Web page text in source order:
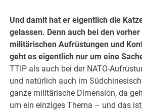
Und damit hat er eigentlich die
gelassen. Denn auch bei den
militärischen Aufrüstungen und
geht es eigentlich nur um eine
TTIP als auch bei der NATO-
und natürlich auch im
ganze militärische Dimension, da
um ein einziges Thema – und das